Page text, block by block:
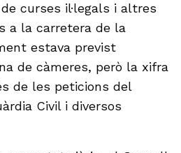
curses il·legals i altres
a la carretera de la
estava previst
de càmeres, però la xifra
de les peticions del
Civil i diversos